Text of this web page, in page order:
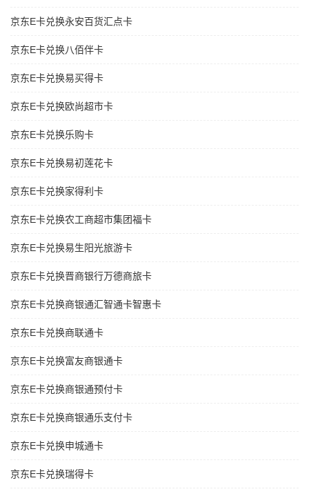
京东E卡兑换永安百货汇点卡
京东E卡兑换八佰伴卡
京东E卡兑换易买得卡
京东E卡兑换欧尚超市卡
京东E卡兑换乐购卡
京东E卡兑换易初莲花卡
京东E卡兑换家得利卡
京东E卡兑换农工商超市集团福卡
京东E卡兑换易生阳光旅游卡
京东E卡兑换晋商银行万德商旅卡
京东E卡兑换商银通汇智通卡智惠卡
京东E卡兑换商联通卡
京东E卡兑换富友商银通卡
京东E卡兑换商银通预付卡
京东E卡兑换商银通乐支付卡
京东E卡兑换申城通卡
京东E卡兑换瑞得卡